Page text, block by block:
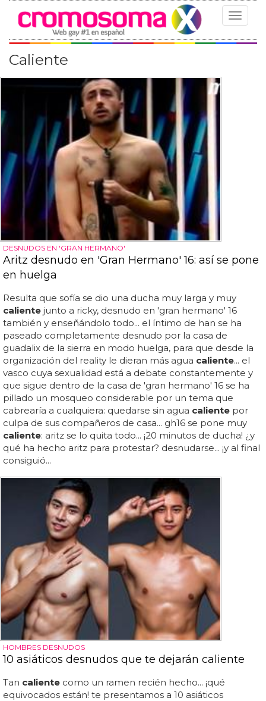
Toggle
Caliente
DESNUDOS EN 'GRAN HERMANO'
Aritz desnudo en 'Gran Hermano' 16: así se pone
en huelga
Resulta que sofía se dio una ducha muy larga y muy
caliente junto a ricky, desnudo en 'gran hermano' 16
también y enseñándolo todo... el íntimo de han se ha
paseado completamente desnudo por la casa de
guadalix de la sierra en modo huelga, para que desde la
organización del reality le dieran más agua caliente... el
vasco cuya sexualidad está a debate constantemente y
que sigue dentro de la casa de 'gran hermano' 16 se ha
pillado un mosqueo considerable por un tema que
cabrearía a cualquiera: quedarse sin agua caliente por
culpa de sus compañeros de casa... gh16 se pone muy
caliente: aritz se lo quita todo... ¡20 minutos de ducha! ¿y
qué ha hecho aritz para protestar? desnudarse... ¡y al final
consiguió...
HOMBRES DESNUDOS
10 asiáticos desnudos que te dejarán caliente
Tan caliente como un ramen recién hecho... ¡qué
equivocados están! te presentamos a 10 asiáticos